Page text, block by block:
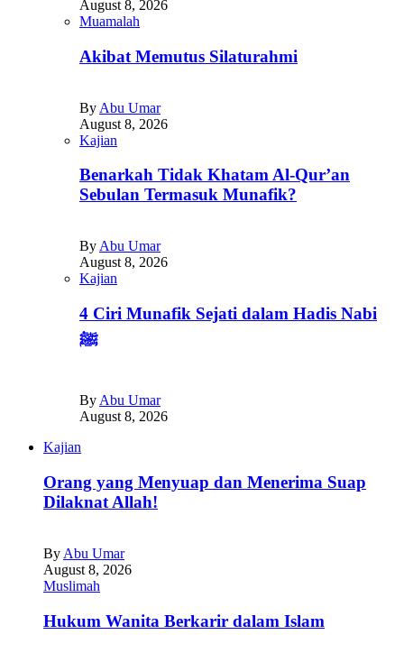
August 8, 2026
Muamalah
Akibat Memutus Silaturahmi
By Abu Umar
August 8, 2026
Kajian
Benarkah Tidak Khatam Al-Qur’an
Sebulan Termasuk Munafik?
By Abu Umar
August 8, 2026
Kajian
4 Ciri Munafik Sejati dalam Hadis Nabi
ﷺ
ByAbu Umar
August 8, 2026
Kajian
Orang yang Menyuap dan Menerima Suap
Dilaknat Allah!
By Abu Umar
August 8, 2026
Muslimah
Hukum Wanita Berkarir dalam Islam